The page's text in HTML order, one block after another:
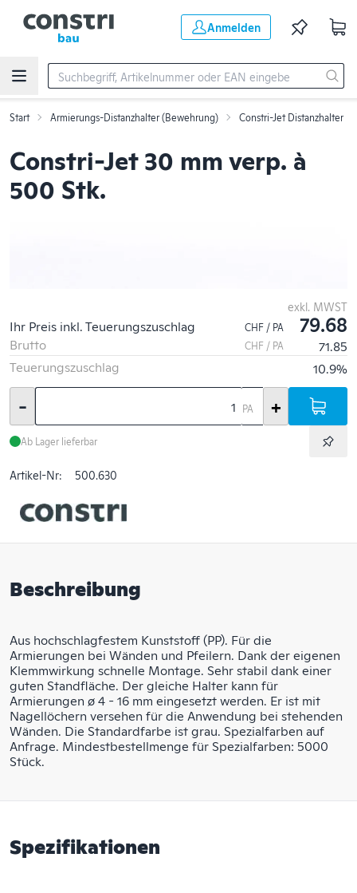
Anmelden
Start Armierungs-Distanzhalter (Bewehrung) Constri-Jet Distanzhalter
Constri-Jet 30 mm verp. à
500 Stk.
exkl. MWST
Ihr Preis inkl. Teuerungszuschlag CHF / PA 79.68
Brutto CHF / PA
71.85
Teuerungszuschlag
10.9%
- PA +
Ab Lager lieferbar
Artikel-Nr: 500.630
Beschreibung
Aus hochschlagfestem Kunststoff (PP). Für die
Armierungen bei Wänden und Pfeilern. Dank der eigenen
Klemmwirkung schnelle Montage. Sehr stabil dank einer
guten Standfläche. Der gleiche Halter kann für
Armierungen ø 4 - 16 mm eingesetzt werden. Er ist mit
Nagellöchern versehen für die Anwendung bei stehenden
Wänden. Die Standardfarbe ist grau. Spezialfarben auf
Anfrage. Mindestbestellmenge für Spezialfarben: 5000
Stück.
Spezifikationen